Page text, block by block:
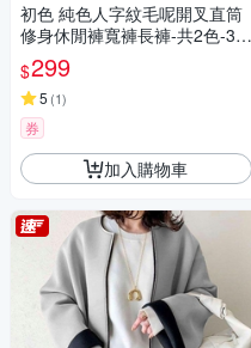
初色 純色人字紋毛呢開叉直筒
修身休閒褲寬褲長褲-共2色-39
699(L-4XL可選)
$299
5 (1)
券
加入購物車